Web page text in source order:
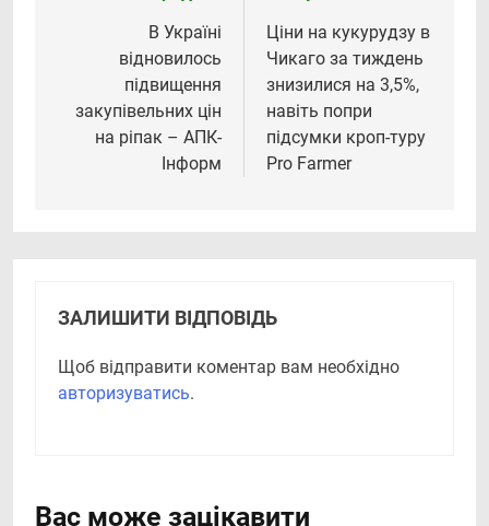
В Україні
відновилось
підвищення
закупівельних цін
на ріпак – АПК-
Інформ
Ціни на кукурудзу в
Чикаго за тиждень
знизилися на 3,5%,
навіть попри
підсумки кроп-туру
Pro Farmer
ЗАЛИШИТИ ВІДПОВІДЬ
Щоб відправити коментар вам необхідно
авторизуватись.
Вас може зацікавити